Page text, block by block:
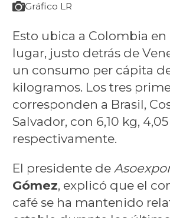
Gráfico LR
Esto ubica a Colombia
lugar, justo detrás de
un consumo per cápita
kilogramos. Los tres
corresponden a Brasil,
Salvador, con 6,10 kg,
respectivamente.
El presidente de
Gómez, explicó que el
café se ha mantenido